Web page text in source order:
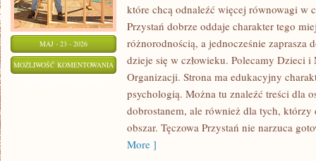
MAJ - 23 - 2026
MOŻLIWOŚĆ KOMENTOWANIA PORADNIE
TERAPIE
które chcą odnaleźć więcej równowagi w
Przystań dobrze oddaje charakter tego
różnorodnością, a jednocześnie zaprasza
dzieje się w człowieku. Polecamy Dzieci i
Organizacji. Strona ma edukacyjny
psychologią. Można tu znaleźć treści dla
dobrostanem, ale również dla tych,
obszar. Tęczowa Przystań nie narzuca
More ]